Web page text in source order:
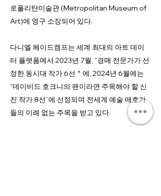
로폴리탄미술관 (Metropolitan Museum of
Art)에 영구 소장되어 있다.
다니엘 헤이드캠프는 세계 최대의 아트 데이
터 플랫폼에서 2023년 7월, “경매 전문가가 선
정한 동시대 작가 6선＂에, 2024년 6월에는
“데이비드 호크니의 팬이라면 주목해야 할 신
진 작가 8선”에 선정되며 전세계 예술 애호가
들의 이례 없는 주목을 받고 있다.